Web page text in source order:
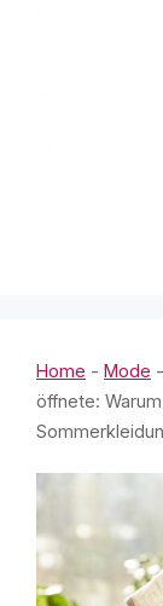
Home - Mode -
öffnete: